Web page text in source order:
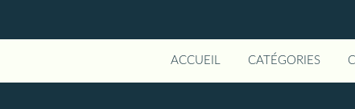
ACCUEIL CATÉGORIES